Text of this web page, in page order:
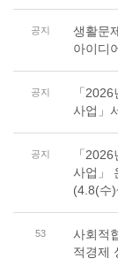
공지
생활문
아이디
공지
「
사업」
공지
「
사업」
(4.8(수
53
사회적
적경제